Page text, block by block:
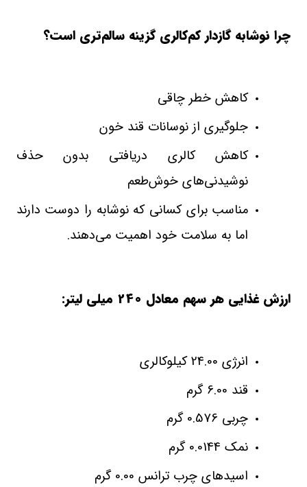
چرا نوشابه گازدار کم‌کالری گزینه سالم‌تری است؟
کاهش خطر چاقی
جلوگیری از نوسانات قند خون
کاهش کالری دریافتی بدون حذف
نوشیدنی‌های خوش‌طعم
مناسب برای کسانی که نوشابه را دوست دارند
اما به سلامت خود اهمیت می‌دهند.
ارزش غذایی هر سهم معادل 240 میلی لیتر:
انرژی 24.00 کیلوکالری
قند 6.00 گرم
چربی 0.576 گرم
نمک 0.0144 گرم
اسیدهای چرب ترانس 0.00 گرم